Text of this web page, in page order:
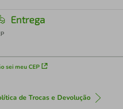
Entrega
sei meu CEP
de Trocas e Devolução